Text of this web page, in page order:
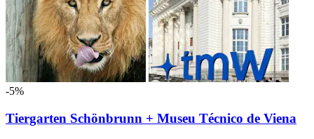
-5%
Tiergarten Schönbrunn + Museu Técnico de Viena